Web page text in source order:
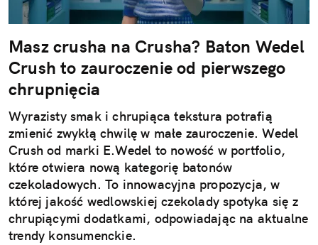
Masz crusha na Crusha? Baton Wedel
Crush to zauroczenie od pierwszego
chrupnięcia
Wyrazisty smak i chrupiąca tekstura potrafią
zmienić zwykłą chwilę w małe zauroczenie. Wedel
Crush od marki E.Wedel to nowość w portfolio,
które otwiera nową kategorię batonów
czekoladowych. To innowacyjna propozycja, w
której jakość wedlowskiej czekolady spotyka się z
chrupiącymi dodatkami, odpowiadając na aktualne
trendy konsumenckie.